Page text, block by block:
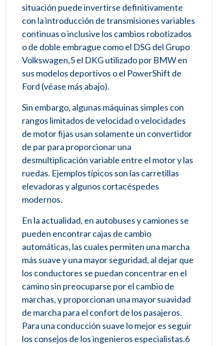
situación puede invertirse definitivamente
con la introducción de transmisiones variables
continuas o inclusive los cambios robotizados
o de doble embrague como el DSG del Grupo
Volkswagen,5​ el DKG utilizado por BMW en
sus modelos deportivos o el PowerShift de
Ford (véase más abajo).
Sin embargo, algunas máquinas simples con
rangos limitados de velocidad o velocidades
de motor fijas usan solamente un convertidor
de par para proporcionar una
desmultiplicación variable entre el motor y las
ruedas. Ejemplos típicos son las carretillas
elevadoras y algunos cortacéspedes
modernos.
En la actualidad, en autobuses y camiones se
pueden encontrar cajas de cambio
automáticas, las cuales permiten una marcha
más suave y una mayor seguridad, al dejar que
los conductores se puedan concentrar en el
camino sin preocuparse por el cambio de
marchas, y proporcionan una mayor suavidad
de marcha para el confort de los pasajeros.
Para una conducción suave lo mejor es seguir
los consejos de los ingenieros especialistas.6​